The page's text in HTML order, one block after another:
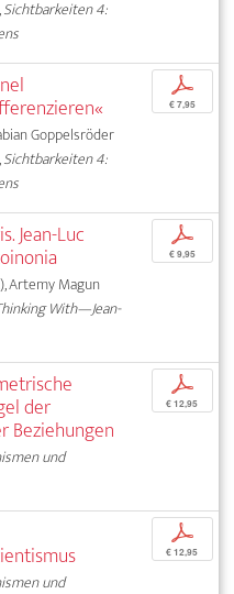
Sichtbarkeiten 4:
Goppelsröder
Sichtbarkeiten 4:
p
€ 7,95
Jean-Luc
Artemy Magun
With—Jean-
p
€ 9,95
der
Beziehungen
und
p
€ 12,95
und
p
€ 12,95